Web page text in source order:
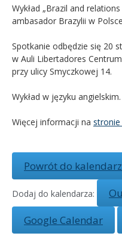
Kandydat
Absolwent
Wykład „Brazil and
ambasador Brazylii w
Spotkanie odbędzie się 20
w Auli Libertadores
przy ulicy Smyczkowej 14.
Wykład w języku angielskim.
Więcej informacji na stronie
Powrót do
Dodaj do kalendarza:
Google Calendar